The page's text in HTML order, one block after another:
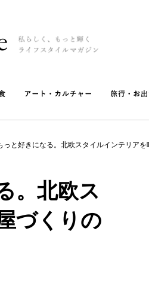
っと好きになる。北欧スタイルインテリア
。北欧ス
づくりの